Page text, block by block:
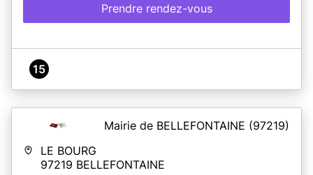
Prendre rendez-vous
15
Mairie de BELLEFONTAINE (97219)
LE BOURG
97219 BELLEFONTAINE